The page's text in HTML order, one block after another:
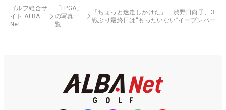
ゴルフ総合サ
イト ALBA
Net
「LPGA」
の写真一
覧
「ちょっと迷走しかけた」 渋野日向子、3
戦ぶり最終日は“もったいない”イーブンパー